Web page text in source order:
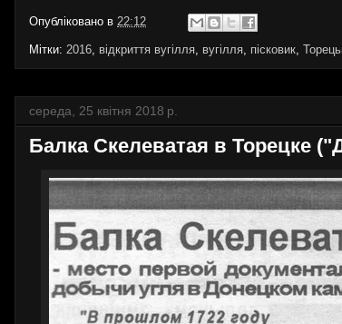
Опубліковано в 22:12
Мітки: 2016 відкриття вугілля вугілля пісковик
середа, 25 квітня 2018 р.
Балка Скелеватая в Торецке